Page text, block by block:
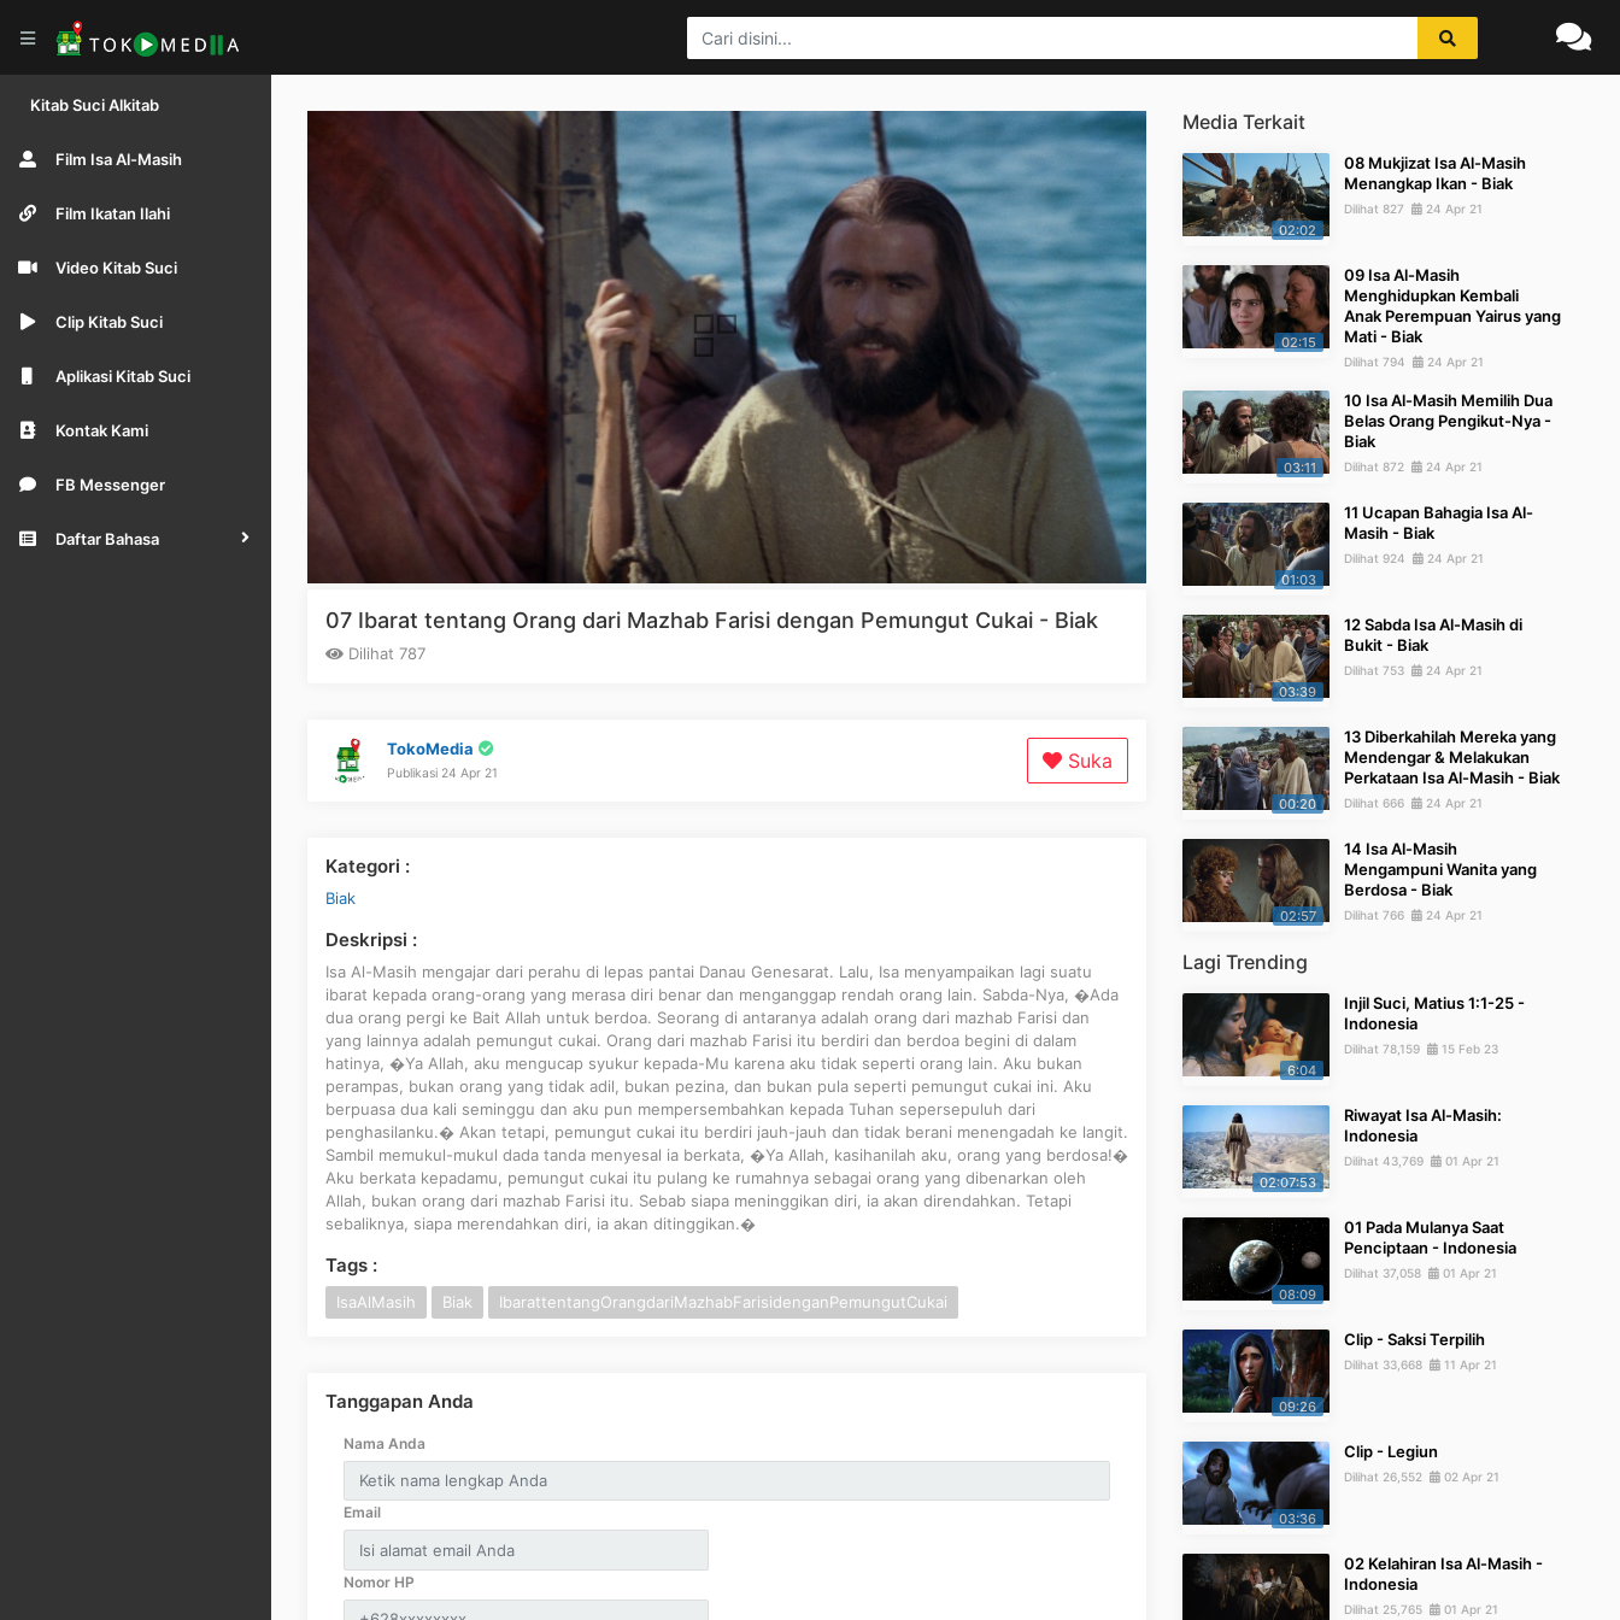
Kitab Suci Alkitab
Film Isa Al-Masih
Film Ikatan Ilahi
Video Kitab Suci
Clip Kitab Suci
Aplikasi Kitab Suci
Kontak Kami
FB Messenger
Daftar Bahasa
07 Ibarat tentang Orang dari Mazhab Farisi dengan Pemungut Cukai - Biak
Dilihat 787
Suka
TokoMedia
Publikasi 24 Apr 21
Kategori :
Biak
Deskripsi :
Isa Al-Masih mengajar dari perahu di lepas pantai Danau Genesarat. Lalu, Isa menyampaikan lagi suatu
ibarat kepada orang-orang yang merasa diri benar dan menganggap rendah orang lain. Sabda-Nya, �Ada
dua orang pergi ke Bait Allah untuk berdoa. Seorang di antaranya adalah orang dari mazhab Farisi dan
yang lainnya adalah pemungut cukai. Orang dari mazhab Farisi itu berdiri dan berdoa begini di dalam
hatinya, �Ya Allah, aku mengucap syukur kepada-Mu karena aku tidak seperti orang lain. Aku bukan
perampas, bukan orang yang tidak adil, bukan pezina, dan bukan pula seperti pemungut cukai ini. Aku
berpuasa dua kali seminggu dan aku pun mempersembahkan kepada Tuhan sepersepuluh dari
penghasilanku.� Akan tetapi, pemungut cukai itu berdiri jauh-jauh dan tidak berani menengadah ke langit.
Sambil memukul-mukul dada tanda menyesal ia berkata, �Ya Allah, kasihanilah aku, orang yang berdosa!�
Aku berkata kepadamu, pemungut cukai itu pulang ke rumahnya sebagai orang yang dibenarkan oleh
Allah, bukan orang dari mazhab Farisi itu. Sebab siapa meninggikan diri, ia akan direndahkan. Tetapi
sebaliknya, siapa merendahkan diri, ia akan ditinggikan.�
Tags :
IsaAlMasih Biak IbarattentangOrangdariMazhabFarisidenganPemungutCukai
Tanggapan Anda
Nama Anda
Email
Nomor HP
Media Terkait
02:02
08 Mukjizat Isa Al-Masih
Menangkap Ikan - Biak
Dilihat 827 24 Apr 21
02:15
09 Isa Al-Masih
Menghidupkan Kembali
Anak Perempuan Yairus yang
Mati - Biak
Dilihat 794 24 Apr 21
03:11
10 Isa Al-Masih Memilih Dua
Belas Orang Pengikut-Nya -
Biak
Dilihat 872 24 Apr 21
01:03
11 Ucapan Bahagia Isa Al-
Masih - Biak
Dilihat 924 24 Apr 21
03:39
12 Sabda Isa Al-Masih di
Bukit - Biak
Dilihat 753 24 Apr 21
00:20
13 Diberkahilah Mereka yang
Mendengar & Melakukan
Perkataan Isa Al-Masih - Biak
Dilihat 666 24 Apr 21
02:57
14 Isa Al-Masih
Mengampuni Wanita yang
Berdosa - Biak
Dilihat 766 24 Apr 21
Lagi Trending
6:04
Injil Suci, Matius 1:1-25 -
Indonesia
Dilihat 78,159 15 Feb 23
02:07:53
Riwayat Isa Al-Masih:
Indonesia
Dilihat 43,769 01 Apr 21
08:09
01 Pada Mulanya Saat
Penciptaan - Indonesia
Dilihat 37,058 01 Apr 21
09:26
Clip - Saksi Terpilih
Dilihat 33,668 11 Apr 21
03:36
Clip - Legiun
Dilihat 26,552 02 Apr 21
02 Kelahiran Isa Al-Masih -
Indonesia
Dilihat 25,765 01 Apr 21